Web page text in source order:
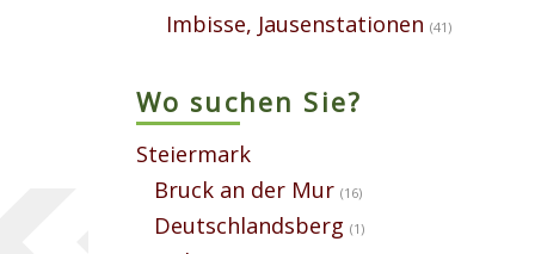
Imbisse, Jausenstationen (41)
Wo suchen Sie?
Steiermark
Bruck an der Mur (16)
Deutschlandsberg (1)